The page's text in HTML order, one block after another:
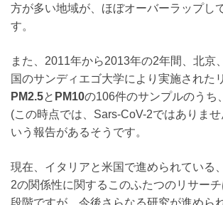
方が多い地域が、ほぼオーバーラップし
す。
また、2011年から2013年の2年間、北京
国のサンディエゴ大学により実施された
PM2.5と PM10の106件のサンプルのうち、
(この時点では、Sars-CoV-2ではありま
いう報告があるそうです。
現在、イタリアと米国で進められている
2の関係性に関するこのふたつのリサー
段階ですが、今後さらなる研究が進めら